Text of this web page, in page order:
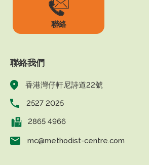
聯絡
聯絡我們
香港灣仔軒尼詩道22號
2527 2025
2865 4966
mc@methodist-centre.com